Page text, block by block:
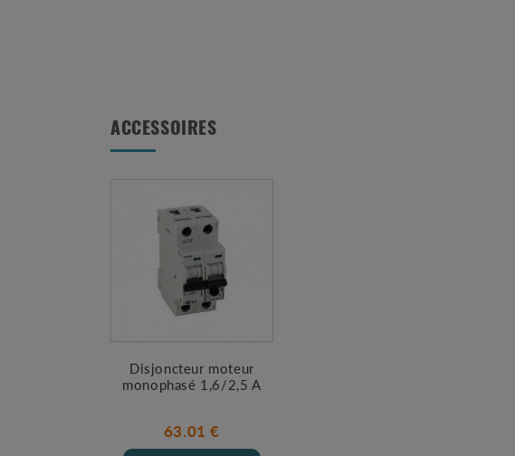
ACCESSOIRES
Disjoncteur moteur
monophasé 1,6/2,5 A
63.01 €